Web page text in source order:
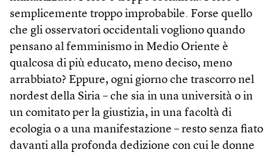
semplicemente troppo improbabile. Forse quello
che gli osservatori occidentali vogliono quando
pensano al femminismo in Medio Oriente è
qualcosa di più educato, meno deciso, meno
arrabbiato? Eppure, ogni giorno che trascorro nel
nordest della Siria – che sia in una università o in
un comitato per la giustizia, in una facoltà di
ecologia o a una manifestazione – resto senza fiato
davanti alla profonda dedizione con cui le donne